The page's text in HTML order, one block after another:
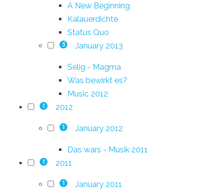
A New Beginning
Kalauerdichte
Status Quo
3 January 2013
Selig - Magma
Was bewirkt es?
Music 2012
1 2012
1 January 2012
Das wars - Musik 2011
1 2011
1 January 2011